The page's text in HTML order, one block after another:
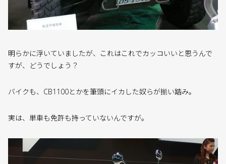
明らかに浮いていましたが、これはこれでカッコいいと思うんで
すが、どうでしょう？
バイクも、CB1100とかを筆頭にイカした奴らが揃い踏み。
実は、単車も免許も持っていないんですが。